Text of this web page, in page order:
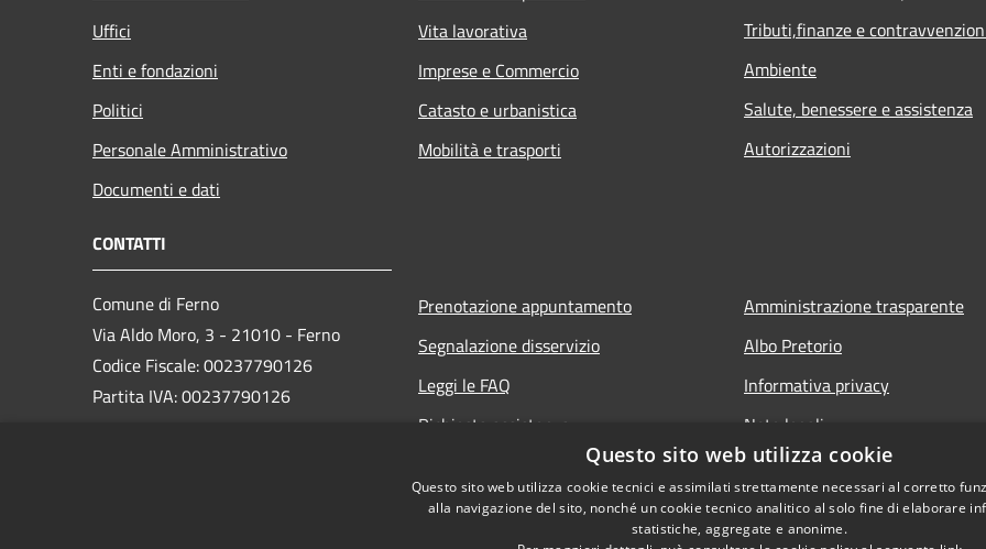
Uffici
Enti e fondazioni
Politici
Personale Amministrativo
Documenti e dati
Vita lavorativa
Imprese e Commercio
Catasto e urbanistica
Mobilità e trasporti
Tributi,finanze e
Ambiente
Salute, benessere e assistenza
Autorizzazioni
CONTATTI
Comune di Ferno
Via Aldo Moro, 3 - 21010 - Ferno
Codice Fiscale: 00237790126
Partita IVA: 00237790126
Prenotazione appuntamento
Segnalazione disservizio
Leggi le FAQ
Richiesta assistenza
Amministrazione trasparente
Albo Pretorio
Informativa privacy
Note legali
Dichiarazione di accessibilità
Questo sito web utilizza cookie
Questo sito web utilizza cookie tecnici e assimilati strettamente necessari al corretto
alla navigazione del sito, nonché un cookie tecnico analitico al solo fine di elaborare
statistiche, aggregate e anonime.